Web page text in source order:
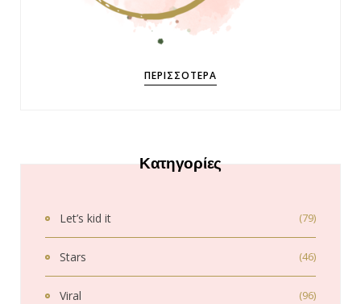
ΠΕΡΙΣΣΌΤΕΡΑ
Κατηγορίες
Let’s kid it (79)
Stars (46)
Viral (96)